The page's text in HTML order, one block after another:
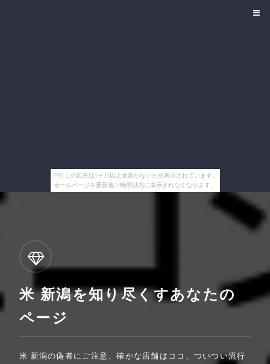
[PR] この広告は3ヶ月以上更新がないため表示されています。
ホームページを更新後24時間以内に表示されなくなります。
米 新潟を知り尽くすあなたの
ページ
米 新潟の偽者にご注意、確かな店舗はココ、ついつい流行